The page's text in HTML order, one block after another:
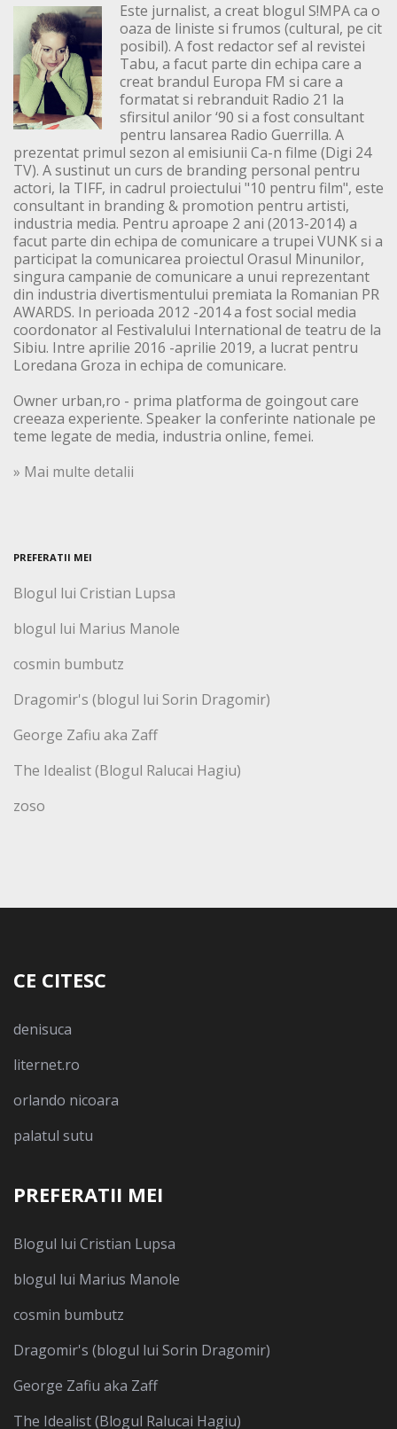
Este jurnalist, a creat blogul S!MPA ca o
oaza de liniste si frumos (cultural, pe cit
posibil). A fost redactor sef al revistei
Tabu, a facut parte din echipa care a
creat brandul Europa FM si care a
formatat si rebranduit Radio 21 la
sfirsitul anilor ‘90 si a fost consultant
pentru lansarea Radio Guerrilla. A
prezentat primul sezon al emisiunii Ca-n filme (Digi 24
TV). A sustinut un curs de branding personal pentru
actori, la TIFF, in cadrul proiectului "10 pentru film", este
consultant in branding & promotion pentru artisti,
industria media. Pentru aproape 2 ani (2013-2014) a
facut parte din echipa de comunicare a trupei VUNK si a
participat la comunicarea proiectul Orasul Minunilor,
singura campanie de comunicare a unui reprezentant
din industria divertismentului premiata la Romanian PR
AWARDS. In perioada 2012 -2014 a fost social media
coordonator al Festivalului International de teatru de la
Sibiu. Intre aprilie 2016 -aprilie 2019, a lucrat pentru
Loredana Groza in echipa de comunicare.
Owner urban,ro - prima platforma de goingout care
creeaza experiente. Speaker la conferinte nationale pe
teme legate de media, industria online, femei.
» Mai multe detalii
PREFERATII MEI
Blogul lui Cristian Lupsa
blogul lui Marius Manole
cosmin bumbutz
Dragomir's (blogul lui Sorin Dragomir)
George Zafiu aka Zaff
The Idealist (Blogul Ralucai Hagiu)
zoso
CE CITESC
denisuca
liternet.ro
orlando nicoara
palatul sutu
PREFERATII MEI
Blogul lui Cristian Lupsa
blogul lui Marius Manole
cosmin bumbutz
Dragomir's (blogul lui Sorin Dragomir)
George Zafiu aka Zaff
The Idealist (Blogul Ralucai Hagiu)